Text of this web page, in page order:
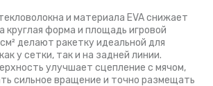
и материала EVA снижает
круглая форма и площадь игровой
делают ракетку идеальной для
у сетки, так и на задней линии.
улучшает сцепление с мячом,
сильное вращение и точно размещать